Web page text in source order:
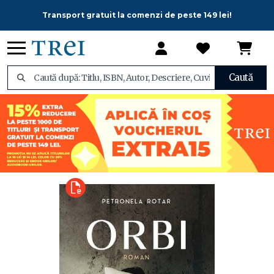
Transport gratuit la comenzi de peste 149 lei!
Caută